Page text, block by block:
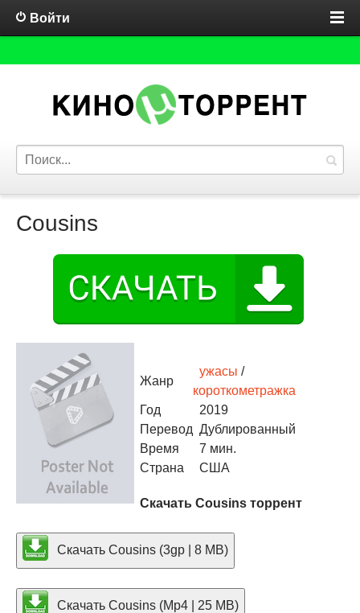
Войти
Cousins
Жанр
ужасы /
короткометражка
Год
2019
Перевод Дублированный
Время
7 мин.
Страна
США
Скачать Cousins торрент
Скачать Cousins (3gp | 8 MB)
Скачать Cousins (Mp4 | 25 MB)